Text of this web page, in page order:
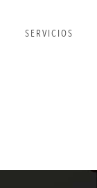
SERVICIOS